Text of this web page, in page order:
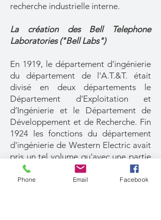
recherche industrielle interne.
La création des Bell Telephone
Laboratories ("Bell Labs")
En 1919, le département d'ingénierie
du département de l'A.T.&T. était
divisé en deux départements le
Département d’Exploitation et
d’Ingénierie et le Département de
Développement et de Recherche. Fin
1924 les fonctions du département
d'ingénierie de Western Electric avait
pris un tel volume qu'avec une partie
du Département des brevets, a été
constituée sous le nom de Bell
Phone Email Facebook